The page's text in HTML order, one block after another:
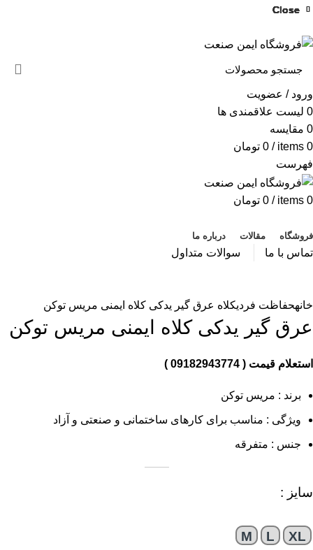
به فروشگاه ایمن صنعت خوش آمدید ...
ورود / عضویت
0 لیست علاقمندی ها
0 مقایسه
0
items
/
0 تومان
فهرست
0
items
/
0 تومان
فروشگاه مقالات درباره ما
تماس با ما سوالات متداول
خانهحفاظت فردیکلاه عرق گیر یدکی کلاه ایمنی مریس توکن
عرق گیر یدکی کلاه ایمنی مریس توکن
استعلام قیمت ( 09182943774 )
برند : مریس توکن
ویژگی : مناسب برای کارهای ساختمانی و صنعتی و آزاد
جنس : متفرقه
سایز :
M L XL
Close
Close
Close
Close
Close
Close
Close
Close